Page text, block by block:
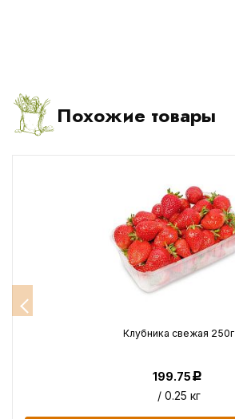
Похожие товары
Клубника свежая 250г
199.75Р
/ 0.25 кг